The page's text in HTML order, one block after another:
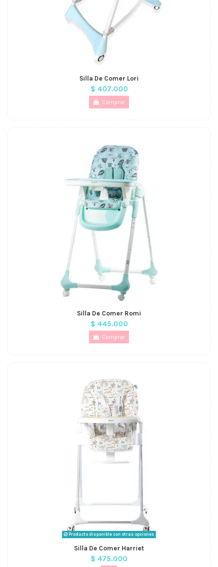
Silla De Comer Lori
$ 407.000
Comprar
Silla De Comer Romi
$ 445.000
Comprar
Producto disponible con otras opciones
Silla De Comer Harriet
$ 475.000